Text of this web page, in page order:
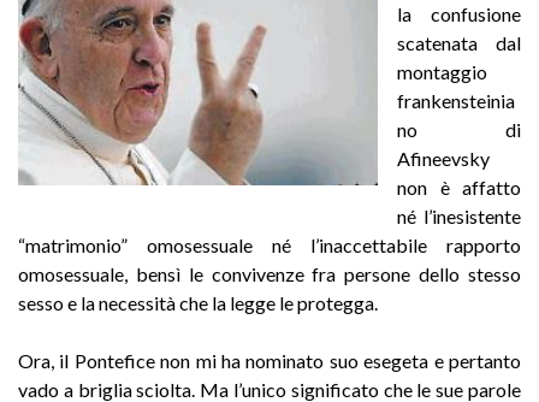
la confusione
scatenata dal
montaggio
frankensteinia
no di
Afineevsky
non è affatto
né l’inesistente
“matrimonio” omosessuale né l’inaccettabile rapporto
omosessuale, bensì le convivenze fra persone dello stesso
sesso e la necessità che la legge le protegga.
Ora, il Pontefice non mi ha nominato suo esegeta e pertanto
vado a briglia sciolta. Ma l’unico significato che le sue parole